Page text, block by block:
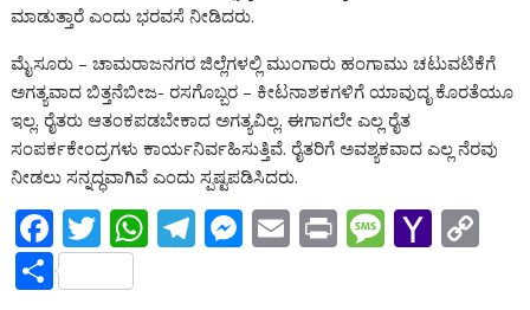
ಮಾಡುತ್ತಾರೆ ಎಂದು ಭರವಸೆ ನೀಡಿದರು.
ಮೈಸೂರು – ಚಾಮರಾಜನಗರ ಜಿಲ್ಲೆಗಳಲ್ಲಿ‌ ಮುಂಗಾರು ಹಂಗಾಮು ಚಟುವಟಿಕೆಗೆ
ಅಗತ್ಯವಾದ ಬಿತ್ತನೆಬೀಜ‌- ರಸಗೊಬ್ಬರ – ಕೀಟನಾಶಕಗಳಿಗೆ ಯಾವುದೃ ಕೊರತೆಯೂ
ಇಲ್ಲ.‌ ರೈತರು ಆತಂಕಪಡಬೇಕಾದ ಅಗತ್ಯವಿಲ್ಲ.‌ ಈಗಾಗಲೇ ಎಲ್ಲ‌ ರೈತ
ಸಂಪರ್ಕ‌ಕೇಂದ್ರಗಳು ಕಾರ್ಯನಿರ್ವಹಿಸುತ್ತಿವೆ. ರೈತರಿಗೆ ಅವಶ್ಯಕವಾದ ಎಲ್ಲ‌‌ ನೆರವು
ನೀಡಲು ಸನ್ನದ್ಧವಾಗಿವೆ ಎಂದು ಸ್ಪಷ್ಟಪಡಿಸಿದರು.
F
ac
T
w
W T M E Pr M Y
S